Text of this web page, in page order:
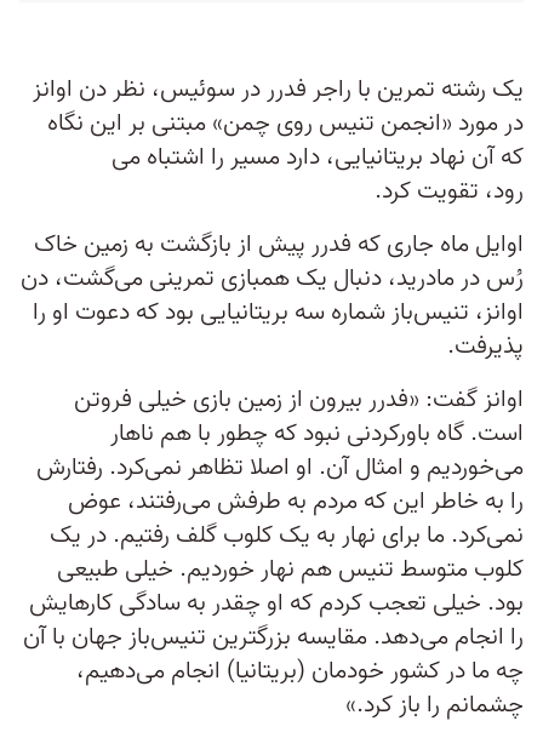
یک رشته تمرین با راجر فدرر در سوئیس، نظر دن اوانز
در مورد «انجمن تنیس روی چمن» مبتنی بر این نگاه
که آن نهاد بریتانیایی، دارد مسیر را اشتباه می
رود، تقویت کرد.
اوایل ماه جاری که فدرر پیش از بازگشت به زمین خاک
رُس در مادرید، دنبال یک همبازی تمرینی می‌گشت، دن
اوانز، تنیس‌باز شماره سه بریتانیایی بود که دعوت او را
پذیرفت.
اوانز گفت: «فدرر بیرون از زمین بازی خیلی فروتن
است. گاه باورکردنی نبود که چطور با هم ناهار
می‌خوردیم و امثال آن. او اصلا تظاهر نمی‌کرد. رفتارش
را به خاطر این که مردم به طرفش می‌رفتند، عوض
نمی‌کرد. ما برای نهار به یک کلوب گلف رفتیم. در یک
کلوب متوسط تنیس هم نهار خوردیم. خیلی طبیعی
بود. خیلی تعجب کردم که او چقدر به سادگی کارهایش
را انجام می‌دهد. مقایسه بزرگترین تنیس‌باز جهان با آن
چه ما در کشور خودمان (بریتانیا) انجام می‌دهیم،
چشمانم را باز کرد.»